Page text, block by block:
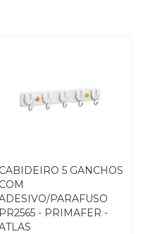
CABIDEIRO 5 GANCHOS
COM
PARAFUSO
PR2565 - PRIMAFER -